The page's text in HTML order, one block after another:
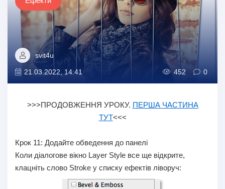
svit4u
21.03.2022, 14:41 452 0
>>>ПРОДОВЖЕННЯ УРОКУ. ПЕРША ЧАСТИНА
ТУТ<<<
Крок 11: Додайте обведення до панелі
Коли діалогове вікно Layer Style все ще відкрите,
клацніть слово Stroke у списку ефектів ліворуч: